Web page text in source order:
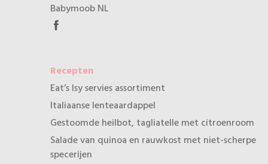
Babymoob NL
Recepten
Eat’s Isy servies assortiment
Italiaanse lenteaardappel
Gestoomde heilbot, tagliatelle met citroenroom
Salade van quinoa en rauwkost met niet-scherpe
specerijen